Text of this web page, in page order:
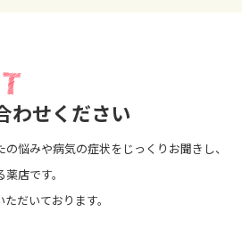
わせください
悩みや病気の症状をじっくりお聞きし、
店です。
だいております。